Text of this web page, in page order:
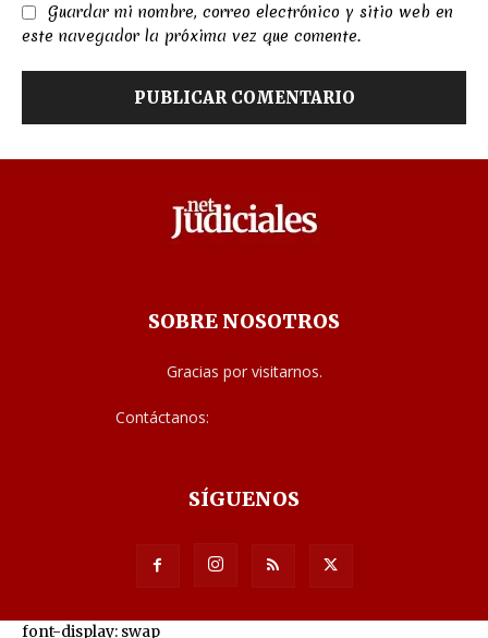
Guardar mi nombre, correo electrónico y sitio web en
este navegador la próxima vez que comente.
SOBRE NOSOTROS
Gracias por visitarnos.
Contáctanos:
SÍGUENOS
font-display: swap